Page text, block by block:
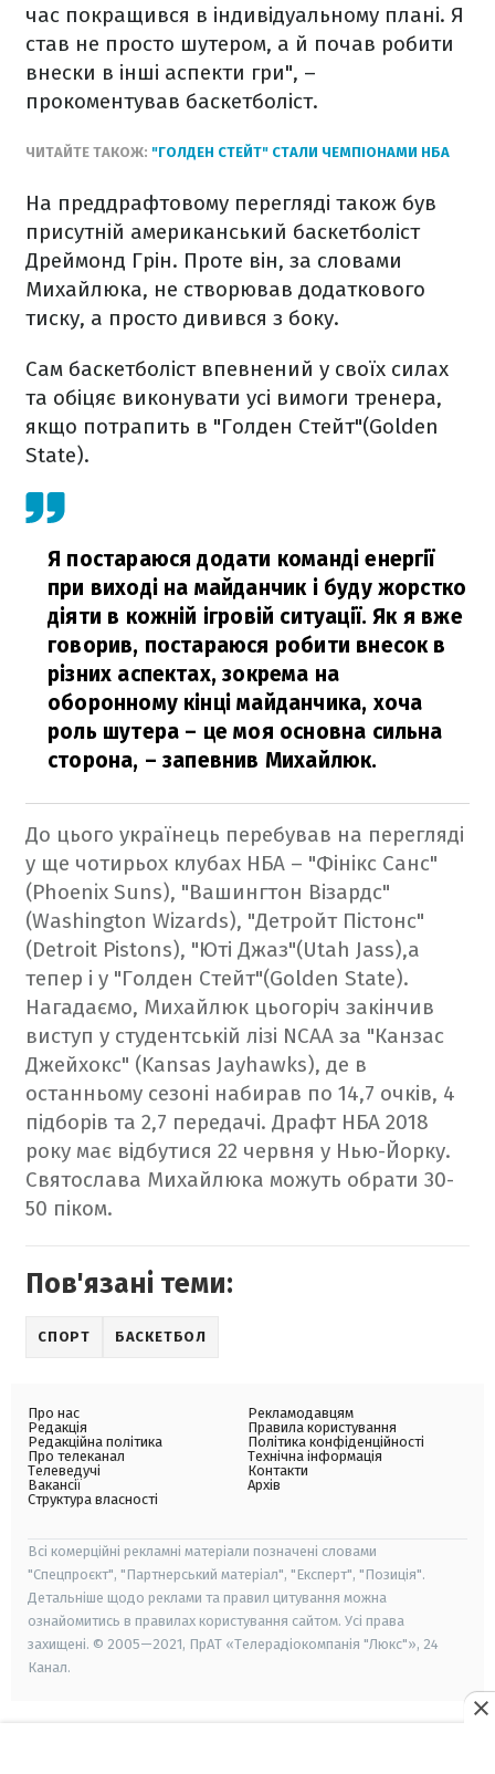
час покращився в індивідуальному плані. Я
став не просто шутером, а й почав робити
внески в інші аспекти гри", –
прокоментував баскетболіст.
ЧИТАЙТЕ ТАКОЖ: "ГОЛДЕН СТЕЙТ" СТАЛИ ЧЕМПІОНАМИ НБА
На преддрафтовому перегляді також був
присутній американський баскетболіст
Дреймонд Грін. Проте він, за словами
Михайлюка, не створював додаткового
тиску, а просто дивився з боку.
Сам баскетболіст впевнений у своїх силах
та обіцяє виконувати усі вимоги тренера,
якщо потрапить в "Голден Стейт"(Golden
State).
Я постараюся додати команді енергії
при виході на майданчик і буду жорстко
діяти в кожній ігровій ситуації. Як я вже
говорив, постараюся робити внесок в
різних аспектах, зокрема на
оборонному кінці майданчика, хоча
роль шутера – це моя основна сильна
сторона, – запевнив Михайлюк.
До цього українець перебував на перегляді
у ще чотирьох клубах НБА – "Фінікс Санс"
(Phoenix Suns), "Вашингтон Візардс"
(Washington Wizards), "Детройт Пістонс"
(Detroit Pistons), "Юті Джаз"(Utah Jass),а
тепер і у "Голден Стейт"(Golden State).
Нагадаємо, Михайлюк цьогоріч закінчив
виступ у студентській лізі NCAA за "Канзас
Джейхокс" (Kansas Jayhawks), де в
останньому сезоні набирав по 14,7 очків, 4
підборів та 2,7 передачі. Драфт НБА 2018
року має відбутися 22 червня у Нью-Йорку.
Святослава Михайлюка можуть обрати 30-
50 піком.
Пов'язані теми:
СПОРТ БАСКЕТБОЛ
Про нас
Редакція
Редакційна політика
Про телеканал
Телеведучі
Вакансії
Структура власності
Рекламодавцям
Правила користування
Політика конфіденційності
Технічна інформація
Контакти
Архів
Всі комерційні рекламні матеріали позначені словами
"Спецпроєкт", "Партнерський матеріал", "Експерт", "Позиція".
Детальніше щодо реклами та правил цитування можна
ознайомитись в правилах користування сайтом. Усі права
захищені. © 2005—2021, ПрАТ «Телерадіокомпанія "Люкс"», 24
Канал.